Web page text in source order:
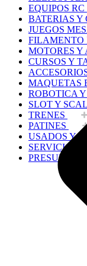
EQUIPOS RC
BATERIAS Y
JUEGOS
FILAMENTO
MOTORES Y
CURSOS Y
MAQUETAS
ROBOTICA
SLOT Y
TRENES
PATINES
USADOS Y
SERVICIOS